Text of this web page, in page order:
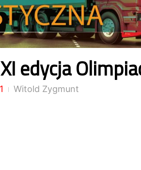
edycja
Witold Zygmunt